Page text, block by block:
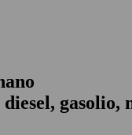
gasolio,